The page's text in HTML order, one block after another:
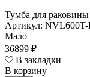
Тумба для
Артикул: NVL600T-
Мало
36899 ₽
В закладки
В корзину